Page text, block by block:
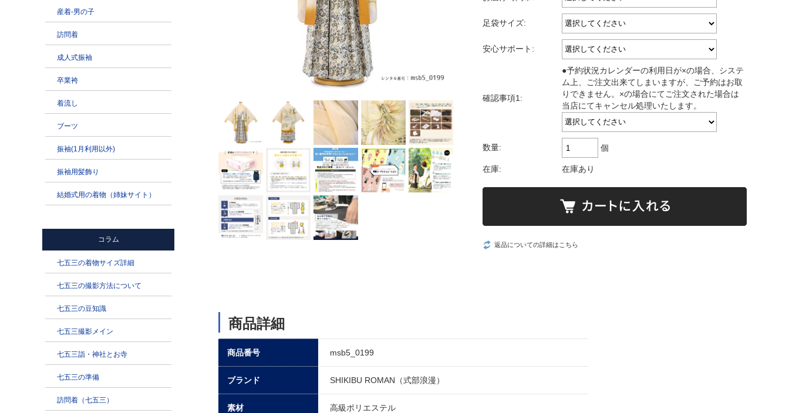
足袋サイズ:
安心サポート:
確認事項1:
●予約状況カレンダーの利用日が×の場合、システ
ム上、ご注文出来てしまいますが、ご予約はお取
りできません。×の場合にてご注文された場合は
当店にてキャンセル処理いたします。
数量: 個
在庫: 在庫あり
返品についての詳細はこちら
商品詳細
商品番号 msb5_0199
ブランド SHIKIBU ROMAN（式部浪漫）
素材 高級ポリエステル